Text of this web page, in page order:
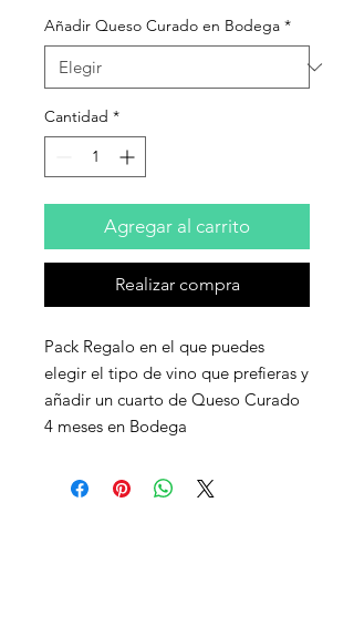
Añadir Queso Curado en Bodega *
Cantidad *
Agregar al carrito
Realizar compra
Pack Regalo en el que puedes
elegir el tipo de vino que prefieras y
añadir un cuarto de Queso Curado
4 meses en Bodega